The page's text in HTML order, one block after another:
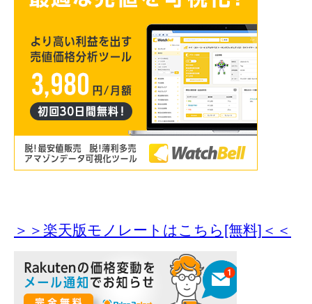
＞＞楽天版モノレートはこちら[無料]＜＜